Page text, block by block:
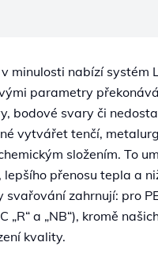
minulosti nabízí systém
parametry
bodové svary či
vytvářet tenčí,
složením. To
přenosu tepla a
zahrnují: pro
„R“ a „NB“), kromě
kvality.